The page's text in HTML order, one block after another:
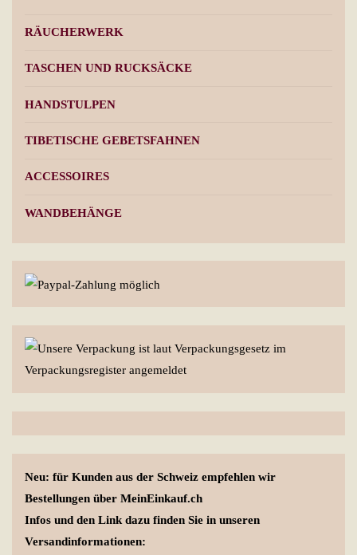
RÄUCHERWERK
TASCHEN UND RUCKSÄCKE
HANDSTULPEN
TIBETISCHE GEBETSFAHNEN
ACCESSOIRES
WANDBEHÄNGE
Neu: für Kunden aus der Schweiz empfehlen wir
Bestellungen über MeinEinkauf.ch
Infos und den Link dazu finden Sie in unseren
Versandinformationen: